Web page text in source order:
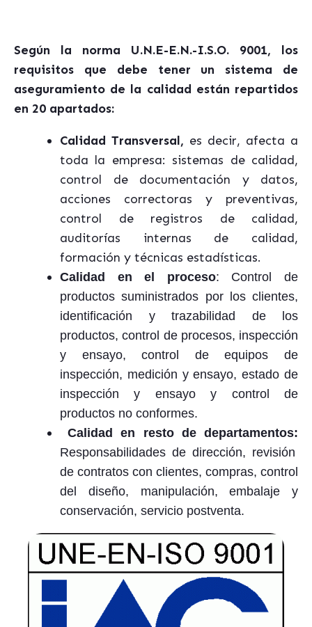
Según la norma U.N.E-E.N.-I.S.O. 9001, los
requisitos que debe tener un sistema de
aseguramiento de la calidad están repartidos
en 20 apartados:
Calidad Transversal, es decir, afecta a
toda la empresa: sistemas de calidad,
control de documentación y datos,
acciones correctoras y preventivas,
control de registros de calidad,
auditorías internas de calidad,
formación y técnicas estadísticas.
Calidad en el proceso: Control de
productos suministrados por los clientes,
identificación y trazabilidad de los
productos, control de procesos, inspección
y ensayo, control de equipos de
inspección, medición y ensayo, estado de
inspección y ensayo y control de
productos no conformes.
Calidad en resto de departamentos:
Responsabilidades de dirección, revisión
de contratos con clientes, compras, control
del diseño, manipulación, embalaje y
conservación, servicio postventa.